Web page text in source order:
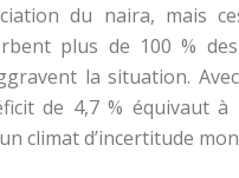
du naira, mais
plus de 100 %
la situation.
de 4,7 % équivaut
climat d’incertitude